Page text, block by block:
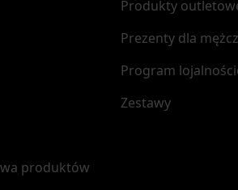
produktów
Produkty
Prezenty dla
Program
Zestawy